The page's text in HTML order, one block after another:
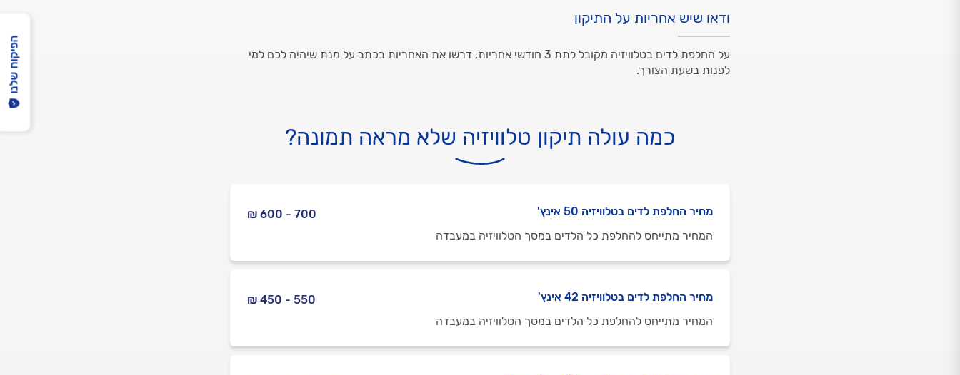
ודאו שיש אחריות על התיקון
על החלפת לדים בטלוויזיה מקובל לתת 3 חודשי אחריות, דרשו את האחריות בכתב על מנת שיהיה לכם למי
לפנות בשעת הצורך.
כמה עולה תיקון טלוויזיה שלא מראה תמונה?
מחיר החלפת לדים בטלוויזיה 50 אינץ'
700 - 600 ₪
המחיר מתייחס להחלפת כל הלדים במסך הטלוויזיה במעבדה
מחיר החלפת לדים בטלוויזיה 42 אינץ'
550 - 450 ₪
המחיר מתייחס להחלפת כל הלדים במסך הטלוויזיה במעבדה
הפיקוח שלנו